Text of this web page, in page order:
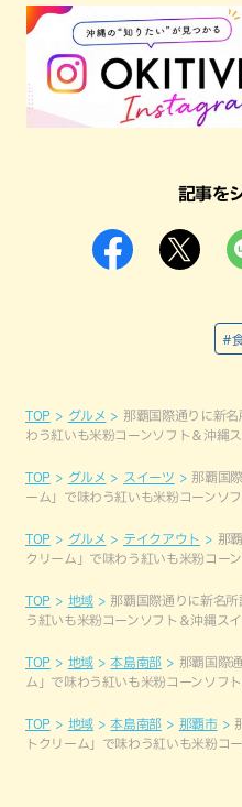
記事を
#
TOP グルメ
那覇国際通りに新
わう紅いも米粉コーンソフト＆沖縄
TOP グルメ スイーツ
那覇国
ーム」で味わう紅いも米粉コーンソ
TOP グルメ テイクアウト
那
クリーム」で味わう紅いも米粉コー
TOP 地域
那覇国際通りに新名
う紅いも米粉コーンソフト＆沖縄スイ
TOP 地域 本島南部
那覇国際
ム」で味わう紅いも米粉コーンソフ
TOP 地域 本島南部 那覇市
トクリーム」で味わう紅いも米粉コ